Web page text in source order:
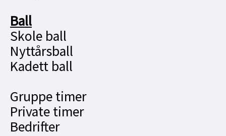
Ball
Skole ball
Nyttårsball
Kadett ball
Gruppe timer
Private timer
Bedrifter